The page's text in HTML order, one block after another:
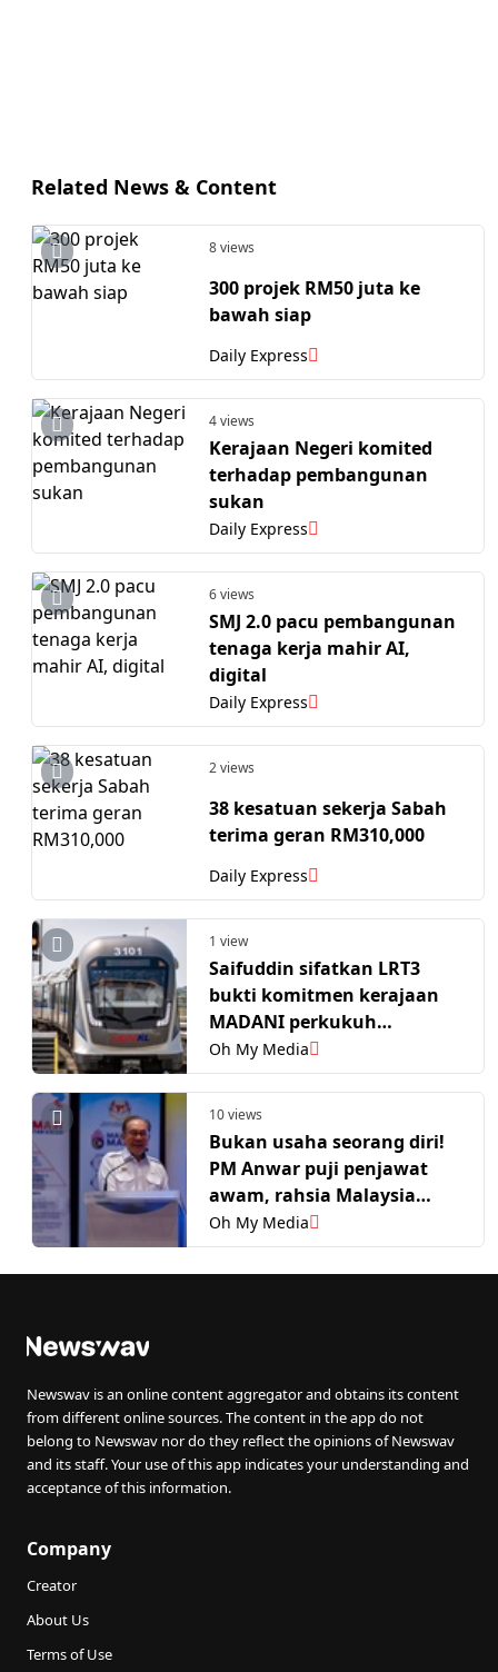
Related News & Content
8 views
300 projek RM50 juta ke
bawah siap
Daily Express
4 views
Kerajaan Negeri komited
terhadap pembangunan
sukan
Daily Express
6 views
SMJ 2.0 pacu pembangunan
tenaga kerja mahir AI,
digital
Daily Express
2 views
38 kesatuan sekerja Sabah
terima geran RM310,000
Daily Express
1 view
Saifuddin sifatkan LRT3
bukti komitmen kerajaan
MADANI perkukuh
pengangkutan awam
Oh My Media
10 views
Bukan usaha seorang diri!
PM Anwar puji penjawat
awam, rahsia Malaysia
lonjak penarafan daya
saing dunia
Oh My Media
Newswav is an online content aggregator and obtains its content
from different online sources. The content in the app do not
belong to Newswav nor do they reflect the opinions of Newswav
and its staff. Your use of this app indicates your understanding and
acceptance of this information.
Company
Creator
About Us
Terms of Use